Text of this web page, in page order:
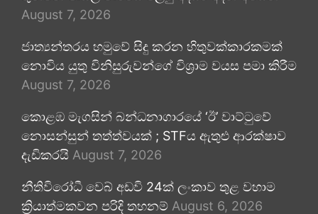
August 7, 2026
ජාත්‍යන්තරය හමුවේ සිදු කරන හිතුවක්කාරකමක්
නොවිය යුතු විනිසුරුවන්ගේ විශ්‍රාම වයස පමා කිරීම
August 7, 2026
කොළඹ මැගසින් බන්ධනාගාරයේ ‘ඊ’ වාට්ටුවේ
නොසන්සුන් තත්ත්වයක් ; STFය ඇතුළු ආරක්ෂාව
දැඩිකරයි August 7, 2026
නීතිවිරෝධී වෙබ් අඩවි 24ක් ලංකාව තුළ වහාම
ක්‍රියාත්මකවන පරිදි තහනම් August 6, 2026